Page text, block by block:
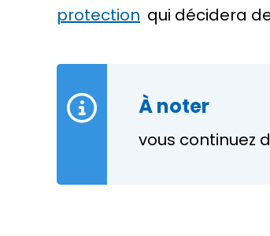
protection qui décidera
À noter
vous continuez